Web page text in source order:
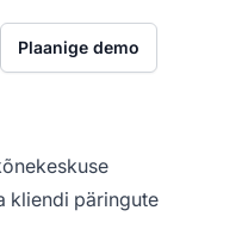
Plaanige demo
kliendi päringute